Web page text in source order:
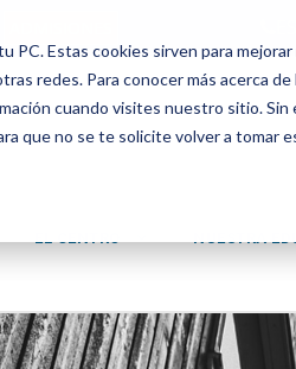
PC. Estas cookies sirven para
redes. Para conocer más acerca
cuando visites nuestro sitio.
que no se te solicite volver a tomar